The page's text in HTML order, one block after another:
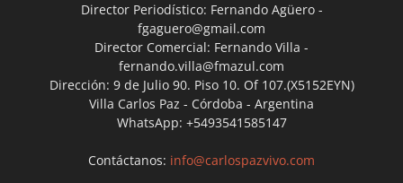
Director Periodístico: Fernando Agüero -
fgaguero@gmail.com
Director Comercial: Fernando Villa -
fernando.villa@fmazul.com
Dirección: 9 de Julio 90. Piso 10. Of 107.(X5152EYN)
Villa Carlos Paz - Córdoba - Argentina
WhatsApp: +5493541585147
Contáctanos: info@carlospazvivo.com